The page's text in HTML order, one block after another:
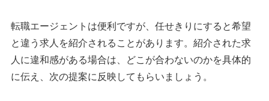
転職エージェントは便利ですが、任せきりにすると希望
と違う求人を紹介されることがあります。紹介された求
人に違和感がある場合は、どこが合わないのかを具体的
に伝え、次の提案に反映してもらいましょう。